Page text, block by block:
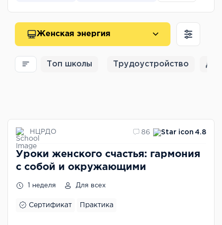
Женская энергия
Топ школы Трудоустройство
НЦРДО 86 4.8
Уроки женского счастья: гармония
с собой и окружающими
1 неделя Для всех
Сертификат Практика